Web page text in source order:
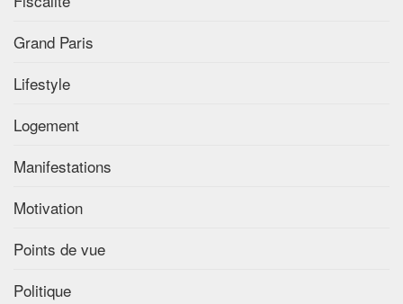
Grand Paris
Lifestyle
Logement
Manifestations
Motivation
Points de vue
Politique